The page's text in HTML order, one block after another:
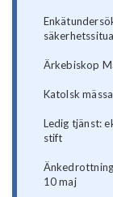
Ärkebiskop
Katolsk
Ledig tjänst:
stift
10 maj